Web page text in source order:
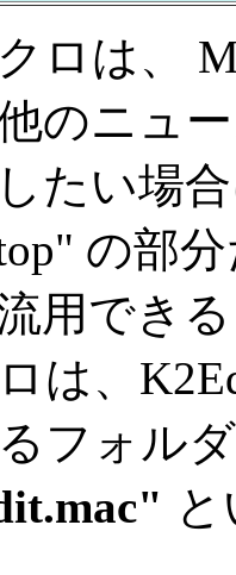
ロは、
のニュ
たい場
の部
用でき
は、
フォル